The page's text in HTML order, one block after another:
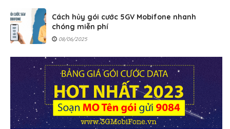
Cách hủy gói cước 5GV Mobifone nhanh
chóng miễn phí
08/06/2025